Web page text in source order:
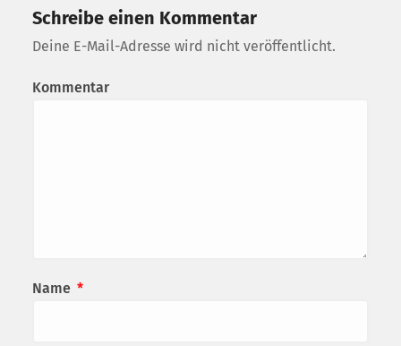
Schreibe einen Kommentar
Deine E-Mail-Adresse wird nicht veröffentlicht.
Kommentar
Name *